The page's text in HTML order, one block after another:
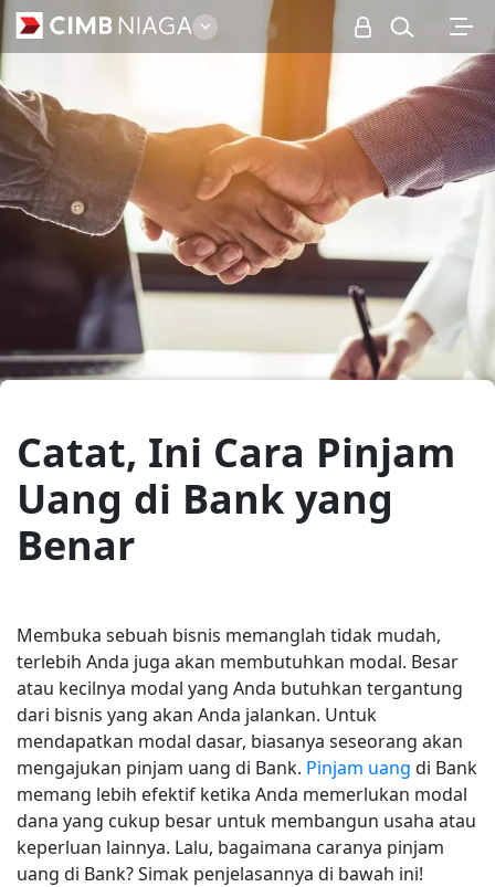
Personal
Catat, Ini Cara Pinjam
Uang di Bank yang
Benar
Membuka sebuah bisnis memanglah tidak mudah,
terlebih Anda juga akan membutuhkan modal. Besar
atau kecilnya modal yang Anda butuhkan tergantung
dari bisnis yang akan Anda jalankan. Untuk
mendapatkan modal dasar, biasanya seseorang akan
mengajukan pinjam uang di Bank. Pinjam uang di Bank
memang lebih efektif ketika Anda memerlukan modal
dana yang cukup besar untuk membangun usaha atau
keperluan lainnya. Lalu, bagaimana caranya pinjam
uang di Bank? Simak penjelasannya di bawah ini!